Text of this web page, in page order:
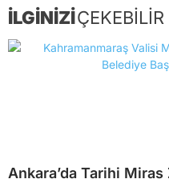
İLGİNİZİÇEKEBİLİR
Ankara’da Tarihi